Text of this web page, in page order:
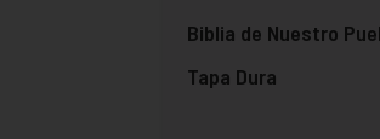
Biblia de Nuestro
Tapa Dura